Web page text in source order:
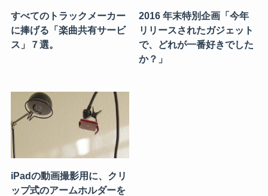
すべてのトラックメーカー
に捧げる「楽曲共有サービ
ス」７選。
2016 年末特別企画「今年
リリースされたガジェット
で、どれが一番好きでした
か？」
iPadの動画撮影用に、クリ
ップ式のアームホルダーを